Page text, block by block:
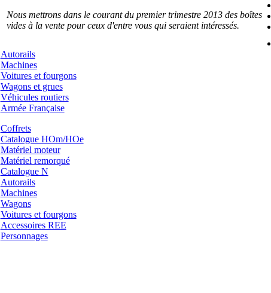
Nous mettrons dans le courant du premier trimestre 2013 des boîtes
vides à la vente pour ceux d'entre vous qui seraient intéressés.
Autorails
Machines
Voitures et fourgons
Wagons et grues
Véhicules routiers
Armée Française
Coffrets
Catalogue HOm/HOe
Matériel moteur
Matériel remorqué
Catalogue N
Autorails
Machines
Wagons
Voitures et fourgons
Accessoires REE
Personnages